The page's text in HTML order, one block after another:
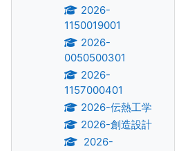
2026-
1150019001
2026-
0050500301
2026-
1157000401
2026-伝熱工学
2026-創造設計
2026-